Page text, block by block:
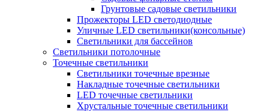
Грунтовые садовые светильники
Прожекторы LED светодиодные
Уличные LED светильники(консольные)
Светильники для бассейнов
Светильники потолочные
Точечные светильники
Светильники точечные врезные
Накладные точечные светильники
LED точечные светильники
Хрустальные точечные светильники